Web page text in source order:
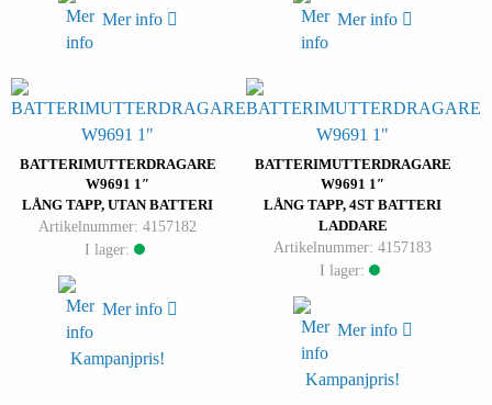
Mer info Mer info
BATTERIMUTTERDRAGARE
W9691 1″
LÅNG TAPP, UTAN BATTERI
Artikelnummer: 4157182
I lager:
Mer info
Kampanjpris!
BATTERIMUTTERDRAGARE
W9691 1″
LÅNG TAPP, 4ST BATTERI
LADDARE
Artikelnummer: 4157183
I lager:
Mer info
Kampanjpris!